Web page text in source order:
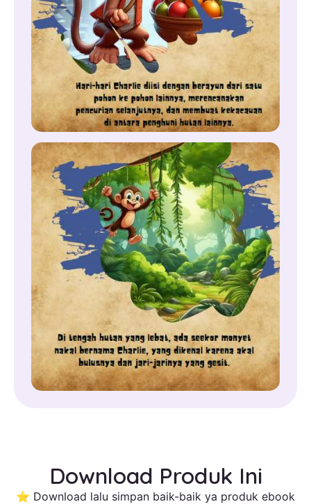
Download Produk Ini
⭐ Download lalu simpan baik-baik ya produk ebook